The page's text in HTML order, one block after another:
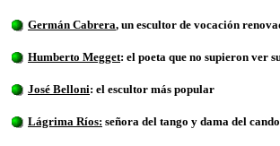
Germán Cabrera, un escultor de vocación
Humberto Megget: el poeta que no supieron ver
José Belloni: el escultor más popular
Lágrima Ríos: señora del tango y dama del